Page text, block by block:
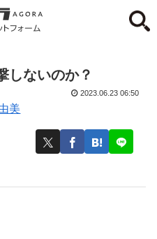
しないのか？
美
2023.06.23 06:50